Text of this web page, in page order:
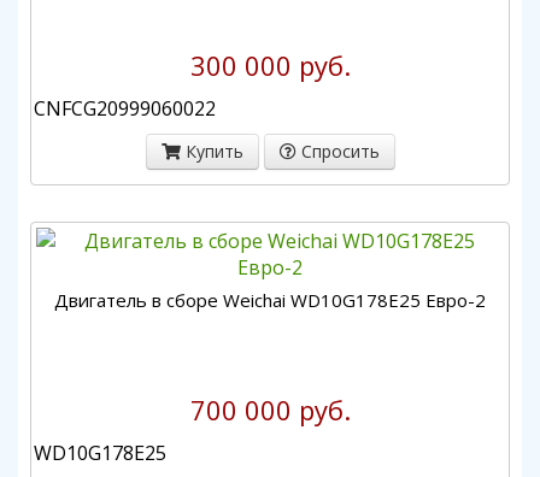
300 000 руб.
CNFCG20999060022
Купить Спросить
Двигатель в сборе Weichai WD10G178E25 Евро-2
700 000 руб.
WD10G178E25